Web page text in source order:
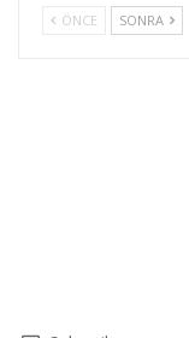
ÖNCE SONRA